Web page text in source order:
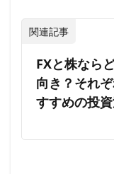
関連記事
FXと株なら
向き？それ
すすめの投